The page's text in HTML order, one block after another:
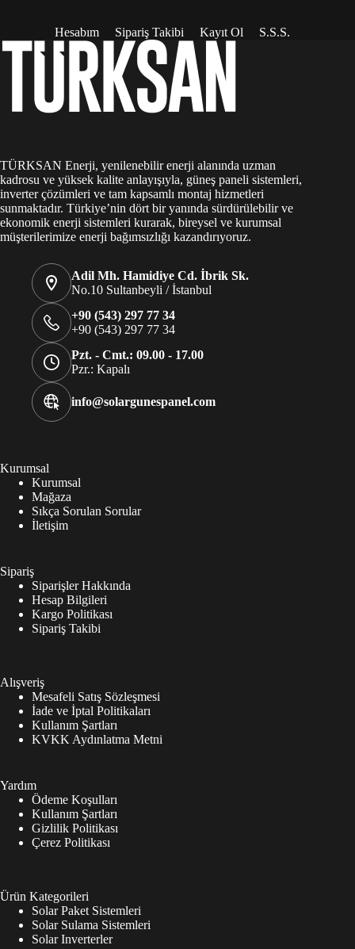
Hesabım Sipariş Takibi Kayıt Ol S.S.S.
TÜRKSAN Enerji, yenilenebilir enerji alanında uzman
kadrosu ve yüksek kalite anlayışıyla, güneş paneli sistemleri,
inverter çözümleri ve tam kapsamlı montaj hizmetleri
sunmaktadır. Türkiye’nin dört bir yanında sürdürülebilir ve
ekonomik enerji sistemleri kurarak, bireysel ve kurumsal
müşterilerimize enerji bağımsızlığı kazandırıyoruz.
Adil Mh. Hamidiye Cd. İbrik Sk.
No.10 Sultanbeyli / İstanbul
+90 (543) 297 77 34
+90 (543) 297 77 34
Pzt. - Cmt.: 09.00 - 17.00
Pzr.: Kapalı
info@solargunespanel.com
Kurumsal
Kurumsal
Mağaza
Sıkça Sorulan Sorular
İletişim
Sipariş
Siparişler Hakkında
Hesap Bilgileri
Kargo Politikası
Sipariş Takibi
Alışveriş
Mesafeli Satış Sözleşmesi
İade ve İptal Politikaları
Kullanım Şartları
KVKK Aydınlatma Metni
Yardım
Ödeme Koşulları
Kullanım Şartları
Gizlilik Politikası
Çerez Politikası
Ürün Kategorileri
Solar Paket Sistemleri
Solar Sulama Sistemleri
Solar Inverterler